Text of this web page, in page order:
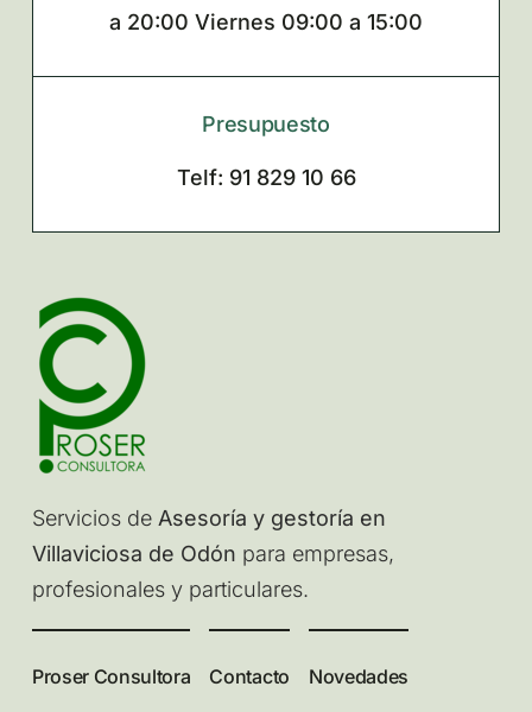
a 20:00 Viernes 09:00 a 15:00
Presupuesto
Telf: 91 829 10 66
Servicios de Asesoría y gestoría en
Villaviciosa de Odón para empresas,
profesionales y particulares.
Proser Consultora Contacto Novedades